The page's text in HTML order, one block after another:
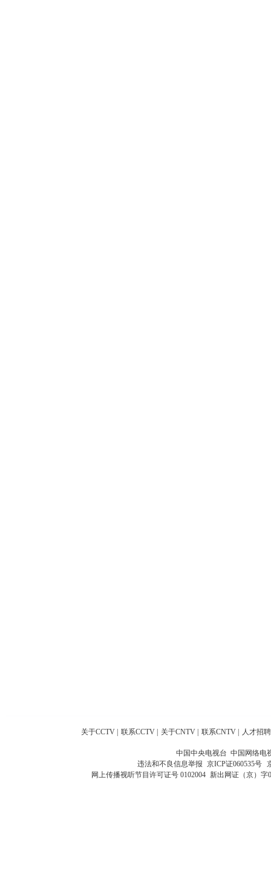
关于CCTV 联系CCTV 关于CNTV 联系CNTV 人才招聘
中国中央电视台 中国网络电
违法和不良信息举报 京ICP证060535号
网上传播视听节目许可证号 0102004 新出网证（京）